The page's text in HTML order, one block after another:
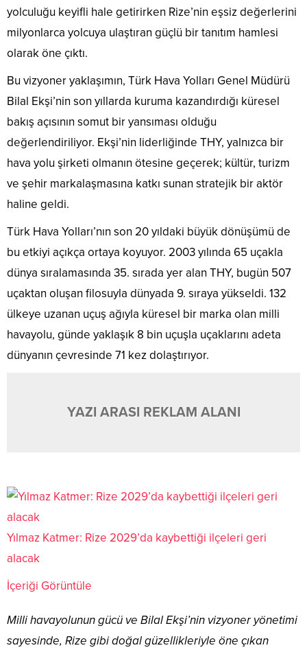
yolculuğu keyifli hale getirirken Rize’nin eşsiz değerlerini
milyonlarca yolcuya ulaştıran güçlü bir tanıtım hamlesi
olarak öne çıktı.
Bu vizyoner yaklaşımın, Türk Hava Yolları Genel Müdürü
Bilal Ekşi’nin son yıllarda kuruma kazandırdığı küresel
bakış açısının somut bir yansıması olduğu
değerlendiriliyor. Ekşi’nin liderliğinde THY, yalnızca bir
hava yolu şirketi olmanın ötesine geçerek; kültür, turizm
ve şehir markalaşmasına katkı sunan stratejik bir aktör
haline geldi.
Türk Hava Yolları’nın son 20 yıldaki büyük dönüşümü de
bu etkiyi açıkça ortaya koyuyor. 2003 yılında 65 uçakla
dünya sıralamasında 35. sırada yer alan THY, bugün 507
uçaktan oluşan filosuyla dünyada 9. sıraya yükseldi. 132
ülkeye uzanan uçuş ağıyla küresel bir marka olan milli
havayolu, günde yaklaşık 8 bin uçuşla uçaklarını adeta
dünyanın çevresinde 71 kez dolaştırıyor.
YAZI ARASI REKLAM ALANI
Yılmaz Katmer: Rize 2029’da kaybettiği ilçeleri geri
alacak
İçeriği Görüntüle
Milli havayolunun gücü ve Bilal Ekşi’nin vizyoner yönetimi
sayesinde, Rize gibi doğal güzellikleriyle öne çıkan